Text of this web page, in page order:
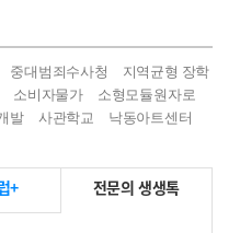
중대범죄수사청
지역균형 장학
소비자물가
소형모듈원자로
발 사관학교
낙동아트센터
+ 전문의 생생톡